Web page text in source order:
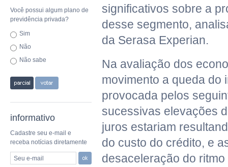
Você possui algum plano de
previdência privada?
Sim
Não
Não sabe
informativo
Cadastre seu e-mail e
receba notícias diretamente
Seu e-mail
significativos sobre a
desse segmento,
da Serasa Experian.
Na avaliação dos
movimento a queda do
provocada pelos
sucessivas elevações
juros estariam
do custo do crédito, e
desaceleração do